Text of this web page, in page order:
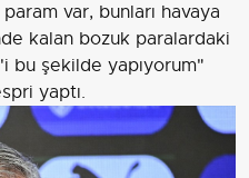
var, bunları havaya
kalan bozuk paralardaki
bu şekilde yapıyorum"
yaptı.